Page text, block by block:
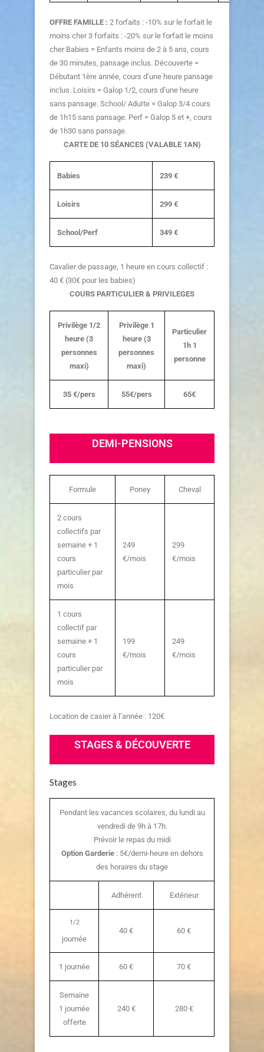
OFFRE FAMILLE : 2 forfaits : -10% sur le forfait le
moins cher 3 forfaits : -20% sur le forfait le moins
cher Babies = Enfants moins de 2 à 5 ans, cours
de 30 minutes, pansage inclus. Découverte =
Débutant 1ère année, cours d’une heure pansage
inclus. Loisirs = Galop 1/2, cours d’une heure
sans pansage. School/ AduIte = Galop 3/4 cours
de 1h15 sans pansage. Perf = Galop 5 et +, cours
de 1h30 sans pansage.
CARTE DE 10 SÉANCES (VALABLE 1AN)
Babies 239 €
Loisirs 299 €
School/Perf 349 €
Cavalier de passage, 1 heure en cours collectif :
40 € (30€ pour les babies)
COURS PARTICULIER & PRIVILEGES
Privilège 1/2
heure (3
personnes
maxi)
Privilège 1
heure (3
personnes
maxi)
Particulier
1h 1
personne
35 €/pers 55€/pers 65€
DEMI-PENSIONS
Formule Poney Cheval
2 cours
collectifs par
semaine + 1
cours
particulier par
mois
249
€/mois
299
€/mois
1 cours
collectif par
semaine + 1
cours
particulier par
mois
199
€/mois
249
€/mois
Location de casier à l’année : 120€
STAGES & DÉCOUVERTE
Stages
Pendant les vacances scolaires, du lundi au
vendredi de 9h à 17h.
Prévoir le repas du midi
Option Garderie: 5€/demi-heure en dehors
des horaires du stage
Adhérent Extérieur
1/2
journée
40 € 60 €
1 journée 60 € 70 €
Semaine
1 journée
offerte
240 € 280 €